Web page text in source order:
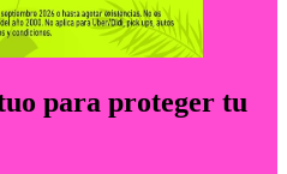
para proteger tu